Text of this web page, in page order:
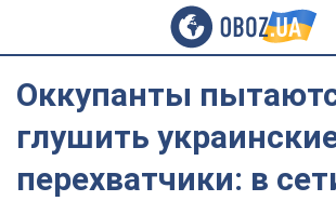
Оккупанты
глушить
перехватчики: в